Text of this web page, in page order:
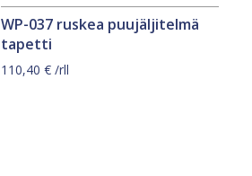
WP-037 ruskea puujäljitelmä
tapetti
110,40 € /rll